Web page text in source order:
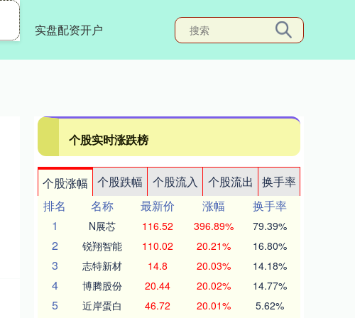
实盘配资开户
个股实时涨跌榜
个股涨幅 个股跌幅 个股流入 个股流出
换手率
排名
名称 最新价 涨幅
换手率
1
N展芯 116.52 396.89% 79.39%
2 锐翔智能 110.02 20.21% 16.80%
3 志特新材 14.8 20.03% 14.18%
4 博腾股份 20.44 20.02% 14.77%
5 近岸蛋白 46.72 20.01% 5.62%